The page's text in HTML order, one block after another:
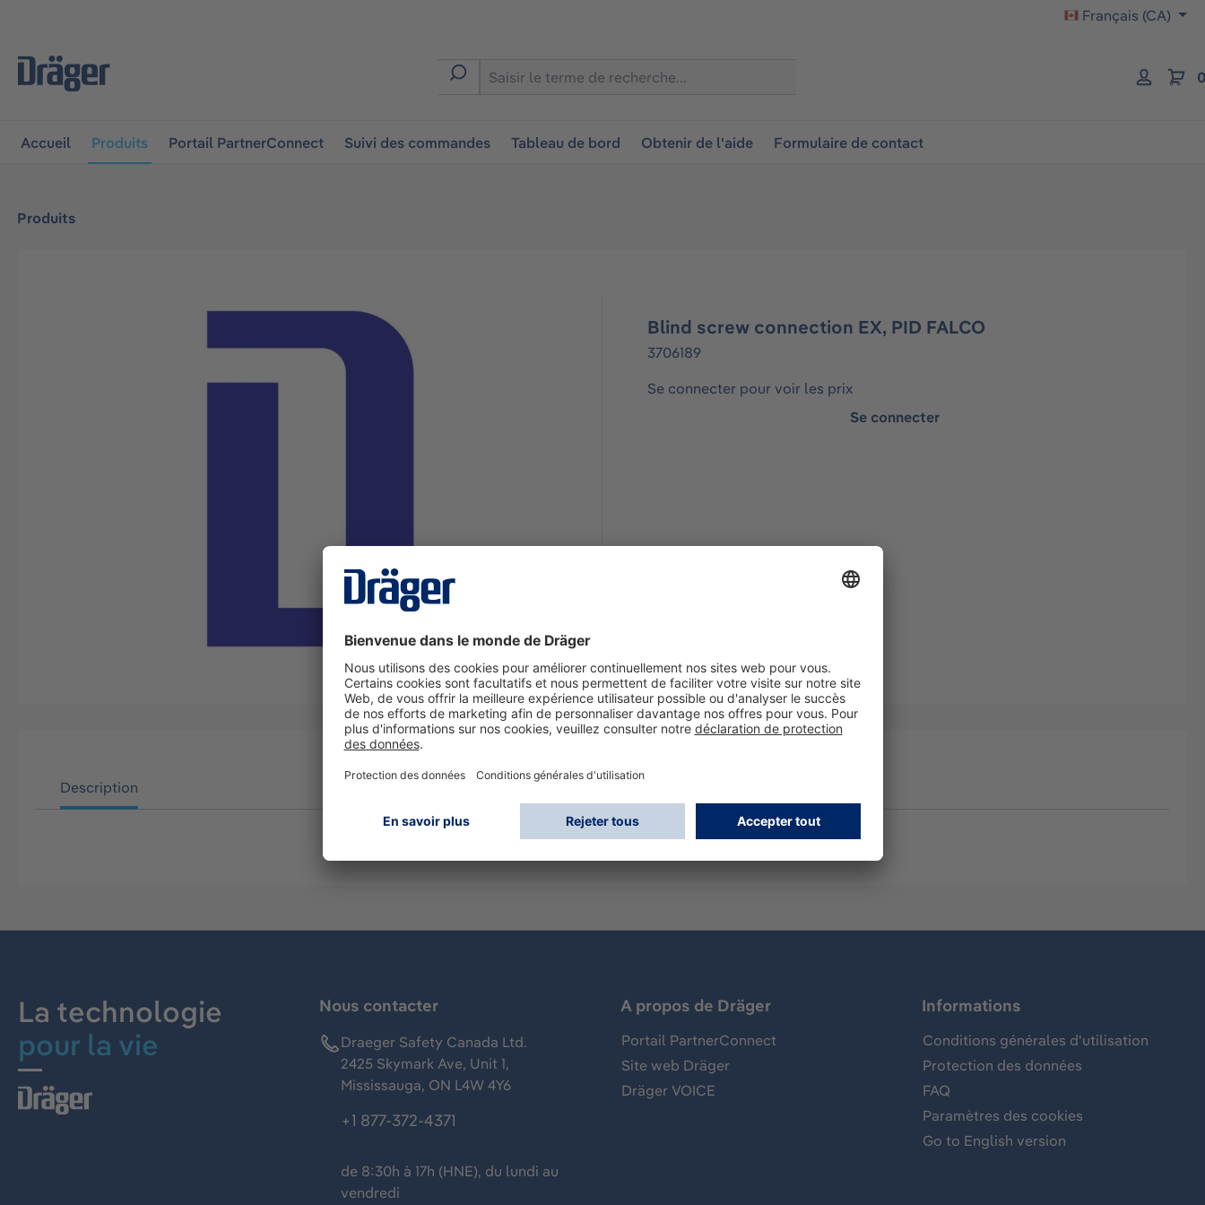
Français (CA)
Accueil Produits Portail PartnerConnect Suivi des commandes Tableau de bord Obtenir de l'aide Formulaire de contact
Produits
Blind screw connection EX, PID FALCO
3706189
Se connecter pour voir les prix
Se connecter
Description
La technologie
pour la vie
Nous contacter
Draeger Safety Canada Ltd.
2425 Skymark Ave, Unit 1,
Mississauga, ON L4W 4Y6
+1 877-372-4371
de 8:30h à 17h (HNE), du lundi au
vendredi
A propos de Dräger
Portail PartnerConnect
Site web Dräger
Dräger VOICE
Informations
Conditions générales d'utilisation
Protection des données
FAQ
Paramètres des cookies
Go to English version